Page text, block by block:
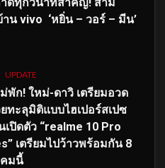
น vivo ‘หยิ่น – วอร์ – มีน’
UPDATE
พัก! ใหม่-ดาวิ เตรียมอวด
ทะลุมิติแบบไฮเปอร์สเปซ
เปิดตัว “realme 10 Pro
เตรียมไปว้าวพร้อมกัน 8
มนี้